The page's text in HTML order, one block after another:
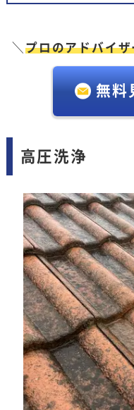
＼プロのアドバイザ
無料
高圧洗浄